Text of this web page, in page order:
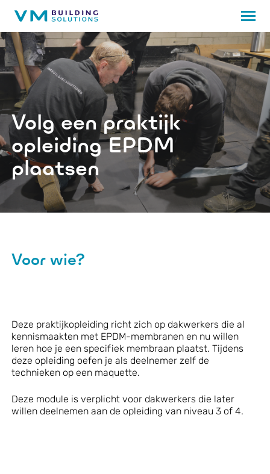
Volg een praktijk
opleiding EPDM
plaatsen
Voor wie?
Deze praktijkopleiding richt zich op dakwerkers die al
kennismaakten met EPDM-membranen en nu willen
leren hoe je een specifiek membraan plaatst. Tijdens
deze opleiding oefen je als deelnemer zelf de
technieken op een maquette.
Deze module is verplicht voor dakwerkers die later
willen deelnemen aan de opleiding van niveau 3 of 4.